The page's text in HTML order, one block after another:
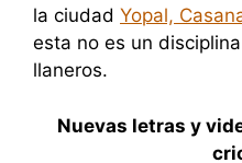
la ciudad Yopal,
esta no es un
llaneros.
Nuevas letras y